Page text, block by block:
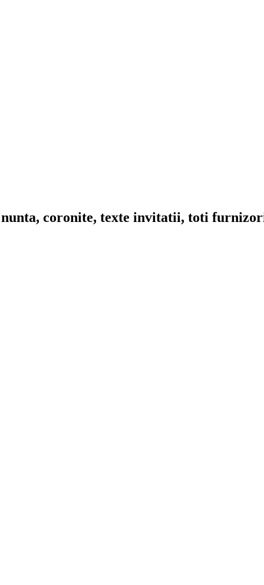
nunta, coronite, texte invitatii, toti